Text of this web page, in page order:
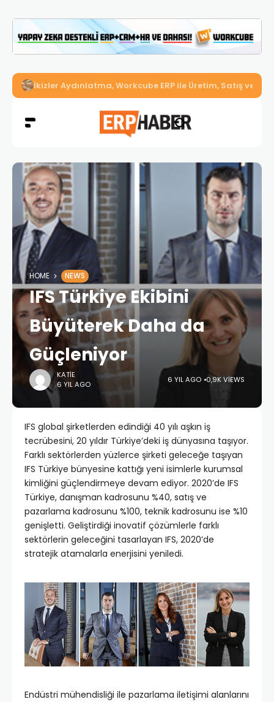
İkizler Aydınlatma, Workcube ERP ile Üretim, Satış ve
HOME NEWS
IFS Türkiye Ekibini
Büyüterek Daha da
Güçleniyor
KATIE
6 YIL AGO
6 YIL AGO 0,9K VIEWS
IFS global şirketlerden edindiği 40 yılı aşkın iş
tecrübesini, 20 yıldır Türkiye’deki iş dünyasına taşıyor.
Farklı sektörlerden yüzlerce şirketi geleceğe taşıyan
IFS Türkiye bünyesine kattığı yeni isimlerle kurumsal
kimliğini güçlendirmeye devam ediyor. 2020’de IFS
Türkiye, danışman kadrosunu %40, satış ve
pazarlama kadrosunu %100, teknik kadrosunu ise %10
genişletti. Geliştirdiği inovatif çözümlerle farklı
sektörlerin geleceğini tasarlayan IFS, 2020’de
stratejik atamalarla enerjisini yeniledi.
Endüstri mühendisliği ile pazarlama iletişimi alanlarını